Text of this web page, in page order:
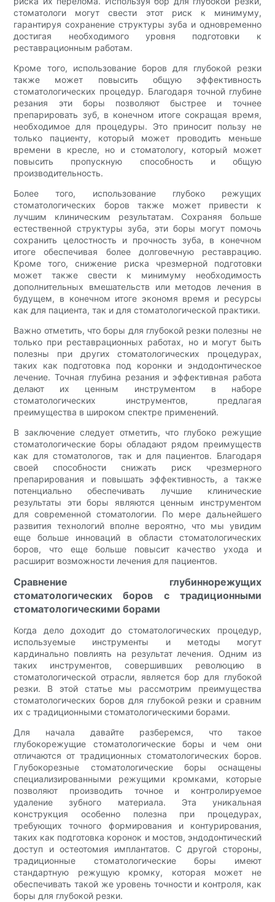
стоматологи могут свести этот риск к минимуму,
гарантируя сохранение структуры зуба и одновременно
достигая необходимого уровня подготовки к
реставрационным работам.
Кроме того, использование боров для глубокой резки
также может повысить общую эффективность
стоматологических процедур. Благодаря точной глубине
резания эти боры позволяют быстрее и точнее
препарировать зуб, в конечном итоге сокращая время,
необходимое для процедуры. Это приносит пользу не
только пациенту, который может проводить меньше
времени в кресле, но и стоматологу, который может
повысить пропускную способность и общую
производительность.
Более того, использование глубоко режущих
стоматологических боров также может привести к
лучшим клиническим результатам. Сохраняя больше
естественной структуры зуба, эти боры могут помочь
сохранить целостность и прочность зуба, в конечном
итоге обеспечивая более долговечную реставрацию.
Кроме того, снижение риска чрезмерной подготовки
может также свести к минимуму необходимость
дополнительных вмешательств или методов лечения в
будущем, в конечном итоге экономя время и ресурсы
как для пациента, так и для стоматологической практики.
Важно отметить, что боры для глубокой резки полезны не
только при реставрационных работах, но и могут быть
полезны при других стоматологических процедурах,
таких как подготовка под коронки и эндодонтическое
лечение. Точная глубина резания и эффективная работа
делают их ценным инструментом в наборе
стоматологических инструментов, предлагая
преимущества в широком спектре применений.
В заключение следует отметить, что глубоко режущие
стоматологические боры обладают рядом преимуществ
как для стоматологов, так и для пациентов. Благодаря
своей способности снижать риск чрезмерного
препарирования и повышать эффективность, а также
потенциально обеспечивать лучшие клинические
результаты эти боры являются ценным инструментом
для современной стоматологии. По мере дальнейшего
развития технологий вполне вероятно, что мы увидим
еще больше инноваций в области стоматологических
боров, что еще больше повысит качество ухода и
расширит возможности лечения для пациентов.
Сравнение глубиннорежущих
стоматологических боров с традиционными
стоматологическими борами
Когда дело доходит до стоматологических процедур,
используемые инструменты и методы могут
кардинально повлиять на результат лечения. Одним из
таких инструментов, совершивших революцию в
стоматологической отрасли, является бор для глубокой
резки. В этой статье мы рассмотрим преимущества
стоматологических боров для глубокой резки и сравним
их с традиционными стоматологическими борами.
Для начала давайте разберемся, что такое
глубокорежущие стоматологические боры и чем они
отличаются от традиционных стоматологических боров.
Глубокорезные стоматологические боры оснащены
специализированными режущими кромками, которые
позволяют производить точное и контролируемое
удаление зубного материала. Эта уникальная
конструкция особенно полезна при процедурах,
требующих точного формирования и контурирования,
таких как подготовка коронок и мостов, эндодонтический
доступ и остеотомия имплантатов. С другой стороны,
традиционные стоматологические боры имеют
стандартную режущую кромку, которая может не
обеспечивать такой же уровень точности и контроля, как
боры для глубокой резки.